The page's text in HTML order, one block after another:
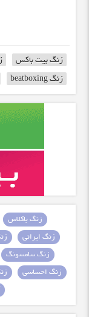
زنگ بیت باکس
زنگ beatboxing
زنگ باکلاس
زنگ ایرانی
زنگ سامسونگ
زنگ احساسی